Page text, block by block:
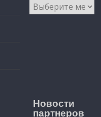
Архивы
Новости
партнеров